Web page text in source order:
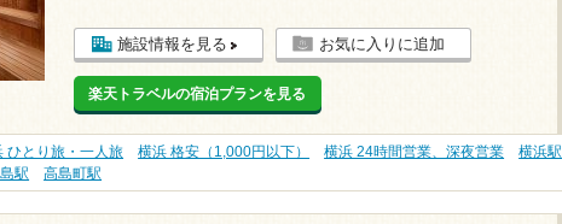
施設情報を見る お気に入りに追加
楽天トラベルの宿泊プランを見る
ひとり旅・一人旅 横浜 格安（1,000円以下） 横浜 24時間営業、深夜営業
横浜駅
駅 高島町駅